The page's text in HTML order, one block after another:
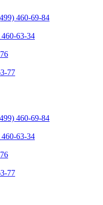
460-69-84
63-34
77
460-69-84
63-34
77